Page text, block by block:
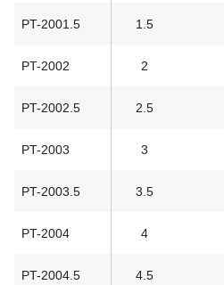
PT-2001.5 1.5
PT-2002 2
PT-2002.5 2.5
PT-2003 3
PT-2003.5 3.5
PT-2004 4
PT-2004.5 4.5